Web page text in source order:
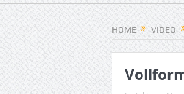
HOME VIDEO